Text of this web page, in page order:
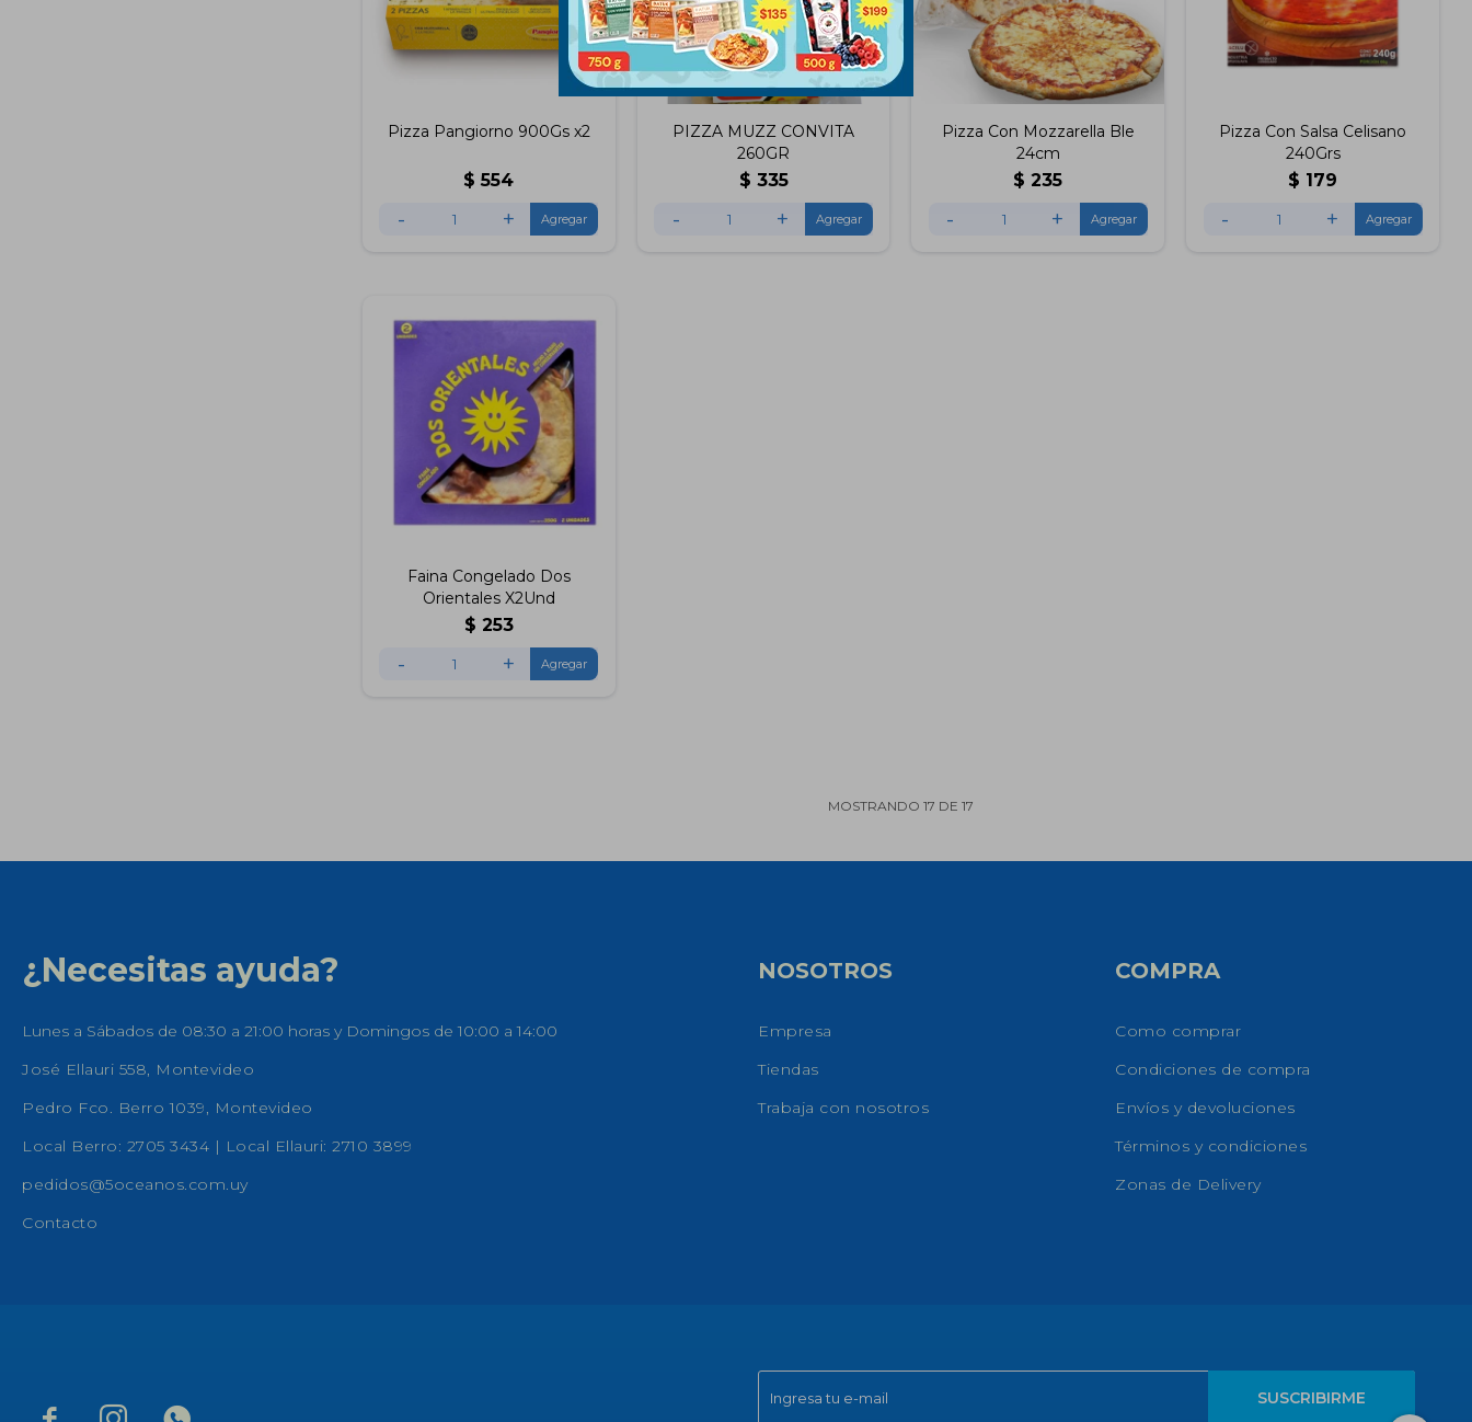
Pizza Pangiorno 900Gs x2
$ 554
- +
PIZZA MUZZ CONVITA
260GR
$ 335
- +
Pizza Con Mozzarella Ble
24cm
$ 235
- +
Pizza Con Salsa Celisano
240Grs
$ 179
- +
Faina Congelado Dos
Orientales X2Und
$ 253
- +
MOSTRANDO 17 DE 17
SUSCRIBIRME
¿Necesitas ayuda?
Lunes a Sábados de 08:30 a 21:00 horas y Domingos de 10:00 a 14:00
José Ellauri 558, Montevideo
Pedro Fco. Berro 1039, Montevideo
Local Berro: 2705 3434 | Local Ellauri: 2710 3899
pedidos@5oceanos.com.uy
Contacto
NOSOTROS
Empresa
Tiendas
Trabaja con nosotros
COMPRA
Como comprar
Condiciones de compra
Envíos y devoluciones
Términos y condiciones
Zonas de Delivery